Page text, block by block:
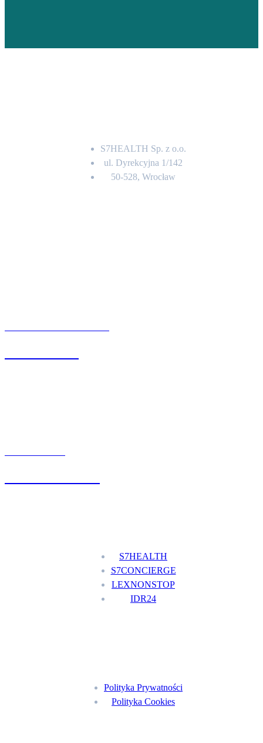
S7HEALTH Sp. z o.o.
ul. Dyrekcyjna 1/142
50-528, Wrocław
S7HEALTH
S7CONCIERGE
LEXNONSTOP
IDR24
Polityka Prywatności
Polityka Cookies